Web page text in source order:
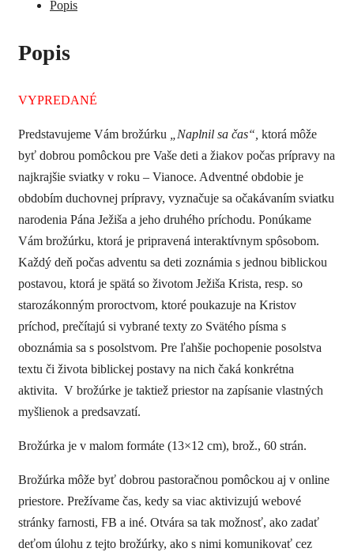
Popis
Popis
VYPREDANÉ
Predstavujeme Vám brožúrku „Naplnil sa čas“, ktorá môže
byť dobrou pomôckou pre Vaše deti a žiakov počas prípravy na
najkrajšie sviatky v roku – Vianoce. Adventné obdobie je
obdobím duchovnej prípravy, vyznačuje sa očakávaním sviatku
narodenia Pána Ježiša a jeho druhého príchodu. Ponúkame
Vám brožúrku, ktorá je pripravená interaktívnym spôsobom.
Každý deň počas adventu sa deti zoznámia s jednou biblickou
postavou, ktorá je spätá so životom Ježiša Krista, resp. so
starozákonným proroctvom, ktoré poukazuje na Kristov
príchod, prečítajú si vybrané texty zo Svätého písma s
oboznámia sa s posolstvom. Pre ľahšie pochopenie posolstva
textu či života biblickej postavy na nich čaká konkrétna
aktivita. V brožúrke je taktiež priestor na zapísanie vlastných
myšlienok a predsavzatí.
Brožúrka je v malom formáte (13×12 cm), brož., 60 strán.
Brožúrka môže byť dobrou pastoračnou pomôckou aj v online
priestore. Prežívame čas, kedy sa viac aktivizujú webové
stránky farnosti, FB a iné. Otvára sa tak možnosť, ako zadať
deťom úlohu z tejto brožúrky, ako s nimi komunikovať cez